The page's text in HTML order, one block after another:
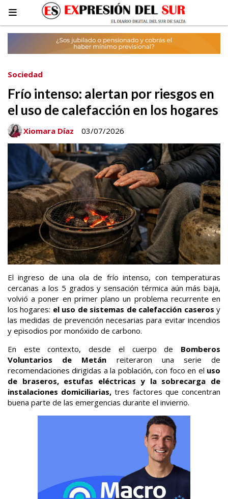
Frío intenso: alertan por riesgos en
el uso de calefacción en los hogares
Sociedad
03/07/2026
Xiomara Díaz
El ingreso de una ola de frío intenso, con temperaturas
cercanas a los 5 grados y sensación térmica aún más baja,
volvió a poner en primer plano un problema recurrente en
los hogares: el uso de sistemas de calefacción caseros y
las medidas de prevención necesarias para evitar incendios
y episodios por monóxido de carbono.
En este contexto, desde el cuerpo de Bomberos
Voluntarios de Metán reiteraron una serie de
recomendaciones dirigidas a la población, con foco en el uso
de braseros, estufas eléctricas y la sobrecarga de
instalaciones domiciliarias, tres factores que concentran
buena parte de las emergencias durante el invierno.